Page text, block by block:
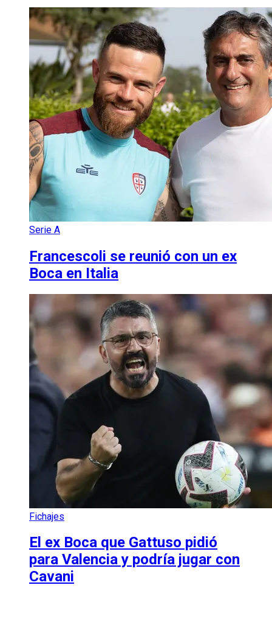
Serie A
Francescoli se reunió con un ex
Boca en Italia
Fichajes
El ex Boca que Gattuso pidió
para Valencia y podría jugar con
Cavani